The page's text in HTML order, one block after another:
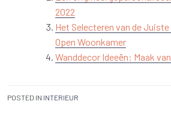
2022
Het Selecteren van de Juiste
Open Woonkamer
Wanddecor Ideeën: Maak
POSTED IN INTERIEUR